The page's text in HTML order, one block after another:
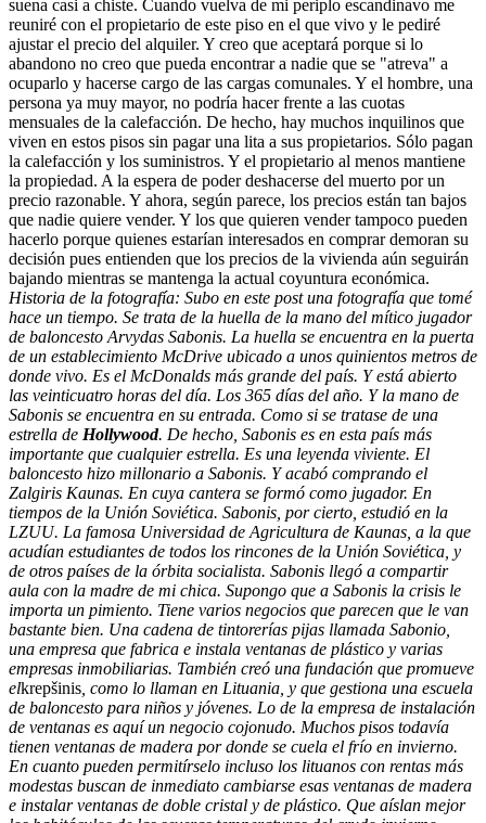
suena casi a chiste. Cuando vuelva de mi periplo escandinavo me
reuniré con el propietario de este piso en el que vivo y le pediré
ajustar el precio del alquiler. Y creo que aceptará porque si lo
abandono no creo que pueda encontrar a nadie que se "atreva" a
ocuparlo y hacerse cargo de las cargas comunales. Y el hombre, una
persona ya muy mayor, no podría hacer frente a las cuotas
mensuales de la calefacción. De hecho, hay muchos inquilinos que
viven en estos pisos sin pagar una lita a sus propietarios. Sólo pagan
la calefacción y los suministros. Y el propietario al menos mantiene
la propiedad. A la espera de poder deshacerse del muerto por un
precio razonable. Y ahora, según parece, los precios están tan bajos
que nadie quiere vender. Y los que quieren vender tampoco pueden
hacerlo porque quienes estarían interesados en comprar demoran su
decisión pues entienden que los precios de la vivienda aún seguirán
bajando mientras se mantenga la actual coyuntura económica.
Historia de la fotografía: Subo en este post una fotografía que tomé
hace un tiempo. Se trata de la huella de la mano del mítico jugador
de baloncesto Arvydas Sabonis. La huella se encuentra en la puerta
de un establecimiento McDrive ubicado a unos quinientos metros de
donde vivo. Es el McDonalds más grande del país. Y está abierto
las veinticuatro horas del día. Los 365 días del año. Y la mano de
Sabonis se encuentra en su entrada. Como si se tratase de una
estrella de Hollywood. De hecho, Sabonis es en esta país más
importante que cualquier estrella. Es una leyenda viviente. El
baloncesto hizo millonario a Sabonis. Y acabó comprando el
Zalgiris Kaunas. En cuya cantera se formó como jugador. En
tiempos de la Unión Soviética. Sabonis, por cierto, estudió en la
LZUU. La famosa Universidad de Agricultura de Kaunas, a la que
acudían estudiantes de todos los rincones de la Unión Soviética, y
de otros países de la órbita socialista. Sabonis llegó a compartir
aula con la madre de mi chica. Supongo que a Sabonis la crisis le
importa un pimiento. Tiene varios negocios que parecen que le van
bastante bien. Una cadena de tintorerías pijas llamada Sabonio,
una empresa que fabrica e instala ventanas de plástico y varias
empresas inmobiliarias. También creó una fundación que promueve
elkrepšinis como lo llaman en Lituania, y que gestiona una escuela
de baloncesto para niños y jóvenes. Lo de la empresa de instalación
de ventanas es aquí un negocio cojonudo. Muchos pisos todavía
tienen ventanas de madera por donde se cuela el frío en invierno.
En cuanto pueden permitírselo incluso los lituanos con rentas más
modestas buscan de inmediato cambiarse esas ventanas de madera
e instalar ventanas de doble cristal y de plástico. Que aíslan mejor